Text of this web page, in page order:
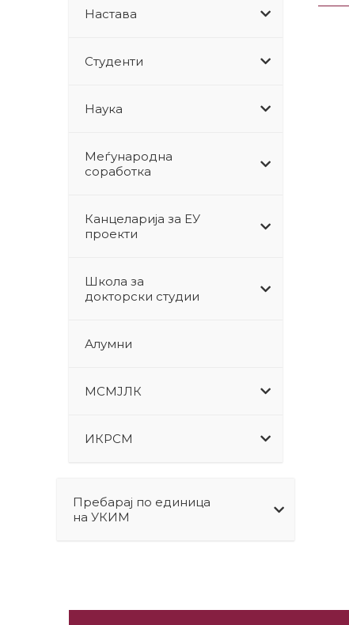
Настава
Студенти
Наука
Меѓународна
соработка
Канцеларија за ЕУ
проекти
Школа за
докторски студии
Алумни
МСМЈЛК
ИКРСМ
Пребарај по единица
на УКИМ